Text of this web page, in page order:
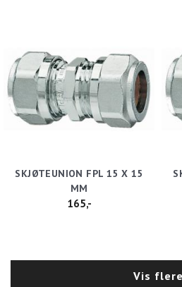
SKJØTEUNION FPL 15 X 15
MM
165,-
Vis flere